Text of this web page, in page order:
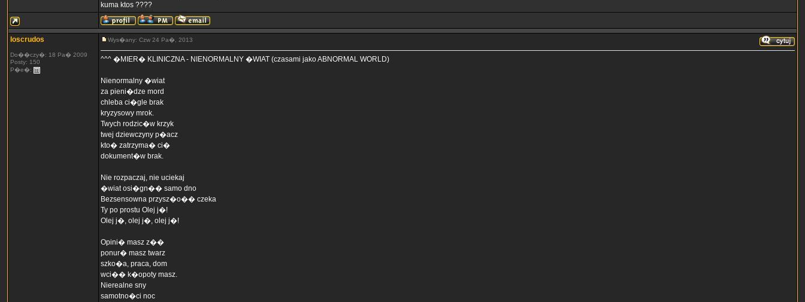
kuma ktos ????
loscrudos
Do��czy�: 18 Pa� 2009
Posty: 150
P�e�:
Wys�any: Czw 24 Pa�, 2013
^^^ �MIER� KLINICZNA - NIENORMALNY �WIAT (czasami jako ABNORMAL WORLD)
Nienormalny �wiat
za pieni�dze mord
chleba ci�gle brak
kryzysowy mrok.
Twych rodzic�w krzyk
twej dziewczyny p�acz
kto� zatrzyma� ci�
dokument�w brak.
Nie rozpaczaj, nie uciekaj
�wiat osi�gn�� samo dno
Bezsensowna przysz�o�� czeka
Ty po prostu Olej j�!
Olej j�, olej j�, olej j�!
Opini� masz z��
ponur� masz twarz
szko�a, praca, dom
wci�� k�opoty masz.
Nierealne sny
samotno�ci noc